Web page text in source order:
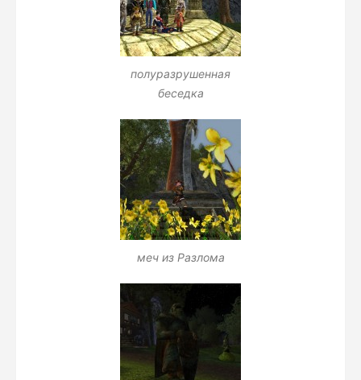
полуразрушенная
беседка
меч из Разлома